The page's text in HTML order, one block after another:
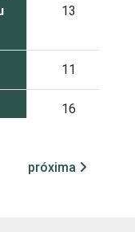
13
11
16
próxima